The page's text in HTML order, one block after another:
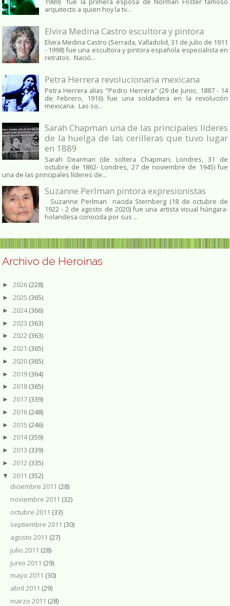
arquitecto a quien hoy la tv...
Elvira Medina Castro escultora y pintora
Elvira Medina Castro (Serrada, Valladolid, 31 de julio de 1911
- 1998) fue una escultora y pintora española especialista en
retratos. Nació...
Petra Herrera revolucionaria mexicana
Petra Herrera alias "Pedro Herrera" (29 de Junio, 1887 - 14
de Febrero, 1916) fue una soldadera en la revolución
mexicana. Las so...
Sarah Chapman una de las principales líderes
de la huelga de las cerilleras que tuvo lugar
en 1889
Sarah Dearman (de soltera Chapman; Londres, 31 de
octubre de 1862​- Londres, 27 de noviembre de 1945)​ fue
una de las principales líderes de...
Suzanne Perlman pintora expresionistas
Suzanne Perlman nacida Sternberg (18 de octubre de
1922 - 2 de agosto de 2020) fue una artista visual húngara-
holandesa conocida por sus ...
Archivo de Heroinas
► 2026 (228)
► 2025 (365)
► 2024(366)
► 2023 (363)
► 2022 (363)
► 2021 (365)
► 2020 (365)
► 2019 (364)
► 2018 (365)
► 2017 (339)
► 2016 (248)
► 2015 (246)
► 2014(359)
► 2013 (339)
► 2012 (335)
▼ 2011 (352)
diciembre 2011 (28)
noviembre 2011 (32)
octubre 2011 (33)
septiembre 2011 (30)
agosto 2011 (27)
julio 2011 (28)
junio 2011 (29)
mayo 2011 (30)
abril 2011 (29)
marzo 2011 (28)